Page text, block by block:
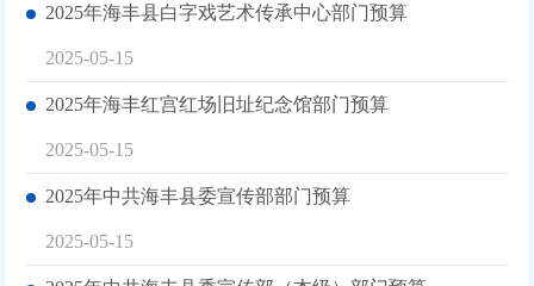
2025年海丰县白字戏艺术传承中心部门预算
2025-05-15
2025年海丰红宫红场旧址纪念馆部门预算
2025-05-15
2025年中共海丰县委宣传部部门预算
2025-05-15